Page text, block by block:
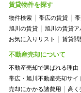
賃貸物件を探す
物件検索 帯広の賃貸
旭川の賃貸
旭川の賃貸ア
お気に入りリスト
賃貸閲
不動産売却について
不動産売却で選ばれる理由
帯広・旭川不動産売却サイ
売却にかかる諸費用
高く